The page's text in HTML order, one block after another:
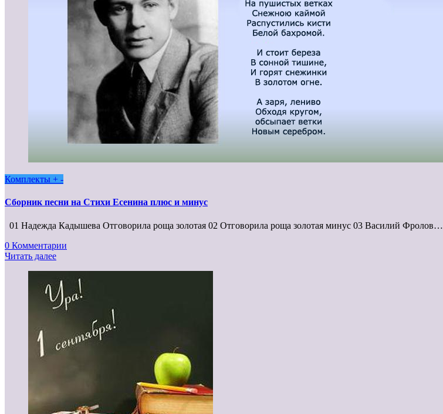
Комплекты + -
Сборник песни на Стихи Есенина плюс и минус
01 Надежда Кадышева Отговорила роща золотая 02 Отговорила роща золотая минус 03 Василий Фролов…
0 Комментарии
Читать далее